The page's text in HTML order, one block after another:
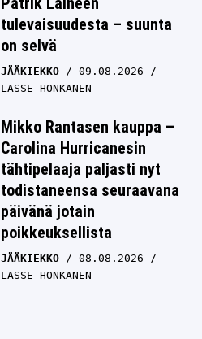
tulevaisuudesta – suunta
on selvä
JÄÄKIEKKO
09.08.2026
LASSE HONKANEN
Mikko Rantasen kauppa –
Carolina Hurricanesin
tähtipelaaja paljasti nyt
todistaneensa seuraavana
päivänä jotain
poikkeuksellista
JÄÄKIEKKO
08.08.2026
LASSE HONKANEN